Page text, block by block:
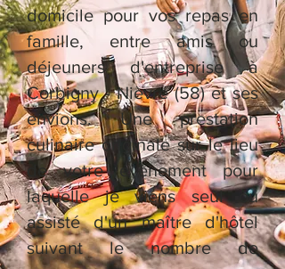
domicile pour vos repas en
famille, entre amis ou
déjeuners d'entreprise à
Corbigny - Nièvre (58) et ses
envions. Une prestation
culinaire originale sur le lieu
de votre évènement pour
laquelle je viens seul ou
assisté d'un maître d'hôtel
suivant le nombre de